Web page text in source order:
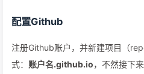
配置Github
注册Github账户，并新建项目（
式： 账户名.github.io，不然接下